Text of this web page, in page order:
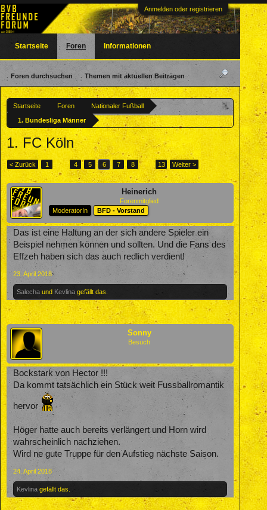
Anmelden oder registrieren
Startseite Foren
Nationaler Fußball
1. Bundesliga Männer
1. FC Köln
< Zurück 1 ← 4 5 6 7 8 → 13 Weiter >
Heinerich
Forenmitglied
ModeratorIn
BFD - Vorstand
Das ist eine Haltung an der sich andere Spieler ein
Beispiel nehmen können und sollten. Und die Fans des
Effzeh haben sich das auch redlich verdient!
23. April 2018
Salecha und Kevlina gefällt das.
Sonny
Besuch
Bockstark von Hector !!!
Da kommt tatsächlich ein Stück weit Fussballromantik
hervor
Höger hatte auch bereits verlängert und Horn wird
wahrscheinlich nachziehen.
Wird ne gute Truppe für den Aufstieg nächste Saison.
24. April 2018
Kevlina gefällt das.
Startseite Foren
Foren durchsuchen Themen mit aktuellen Beiträgen
Informationen